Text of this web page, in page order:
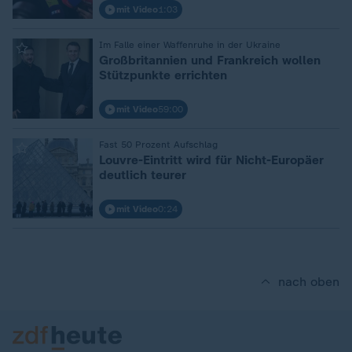
mit Video 1:03
Im Falle einer Waffenruhe in der Ukraine
Großbritannien und Frankreich wollen
Stützpunkte errichten
mit Video59:00
Fast 50 Prozent Aufschlag
Louvre-Eintritt wird für Nicht-Europäer
deutlich teurer
mit Video0:24
nach oben